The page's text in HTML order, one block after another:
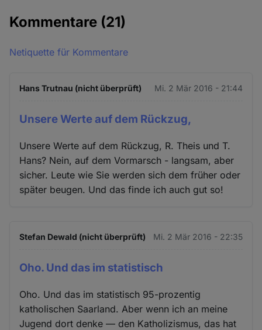
Kommentare (21)
Netiquette für Kommentare
Hans Trutnau (nicht überprüft) Mi. 2 Mär 2016 - 21:44
Unsere Werte auf dem Rückzug,
Unsere Werte auf dem Rückzug, R. Theis und T.
Hans? Nein, auf dem Vormarsch - langsam, aber
sicher. Leute wie Sie werden sich dem früher oder
später beugen. Und das finde ich auch gut so!
Stefan Dewald (nicht überprüft) Mi. 2 Mär 2016 - 22:35
Oho. Und das im statistisch
Oho. Und das im statistisch 95-prozentig
katholischen Saarland. Aber wenn ich an meine
Jugend dort denke — den Katholizismus, das hat